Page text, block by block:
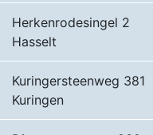
Herkenrodesingel 2
Hasselt
Kuringersteenweg 381
Kuringen